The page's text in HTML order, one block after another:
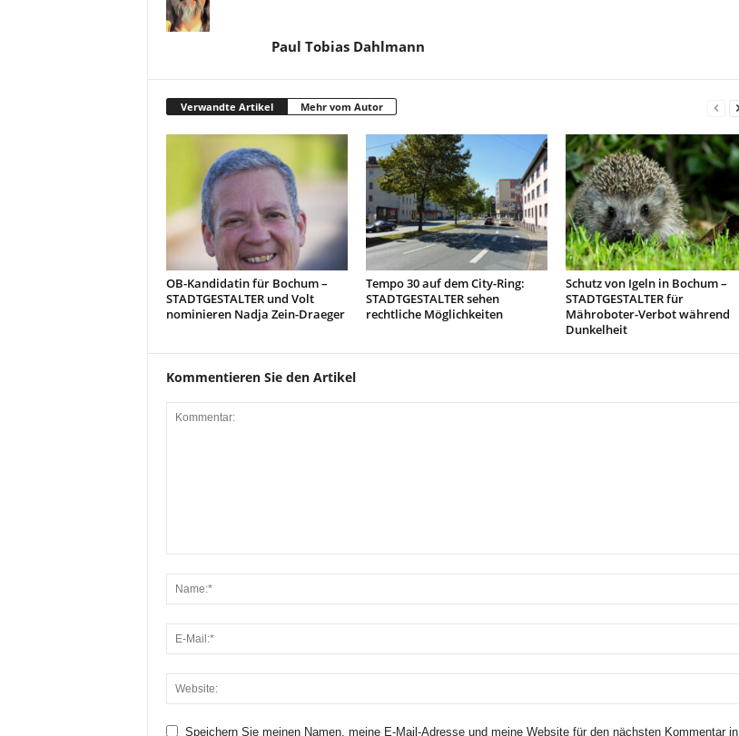
Paul Tobias Dahlmann
Verwandte Artikel Mehr vom Autor
OB-Kandidatin für Bochum –
STADTGESTALTER und Volt
nominieren Nadja Zein-Draeger
Tempo 30 auf dem City-Ring:
STADTGESTALTER sehen
rechtliche Möglichkeiten
Schutz von Igeln in Bochum –
STADTGESTALTER für
Mähroboter-Verbot während
Dunkelheit
Kommentieren Sie den Artikel
Speichern Sie meinen Namen, meine E-Mail-Adresse und meine Website für den nächsten Kommentar in